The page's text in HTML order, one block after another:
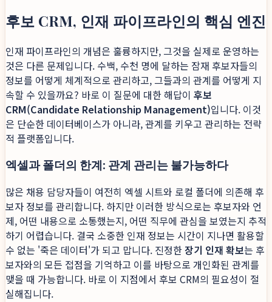
후보 CRM, 인재 파이프라인의 핵심 엔진
인재 파이프라인의 개념은 훌륭하지만, 그것을 실제로 운영하는
것은 다른 문제입니다. 수백, 수천 명에 달하는 잠재 후보자들의
정보를 어떻게 체계적으로 관리하고, 그들과의 관계를 어떻게 지
속할 수 있을까요? 바로 이 질문에 대한 해답이 후보
CRM(Candidate Relationship Management)입니다. 이것
은 단순한 데이터베이스가 아니라, 관계를 키우고 관리하는 전략
적 플랫폼입니다.
엑셀과 폴더의 한계: 관계 관리는 불가능하다
많은 채용 담당자들이 여전히 엑셀 시트와 로컬 폴더에 의존해 후
보자 정보를 관리합니다. 하지만 이러한 방식으로는 후보자와 언
제, 어떤 내용으로 소통했는지, 어떤 직무에 관심을 보였는지 추적
하기 어렵습니다. 결국 소중한 인재 정보는 시간이 지나면 활용할
수 없는 '죽은 데이터'가 되고 맙니다. 진정한장기 인재 확보는 후
보자와의 모든 접점을 기억하고 이를 바탕으로 개인화된 관계를
맺을 때 가능합니다. 바로 이 지점에서 후보 CRM의 필요성이 절
실해집니다.